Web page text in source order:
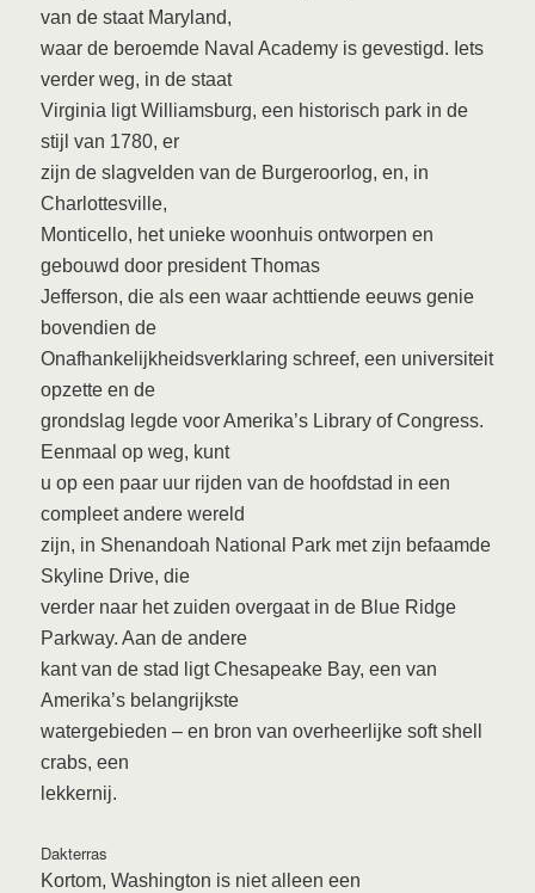
van de staat Maryland,
waar de beroemde Naval Academy is gevestigd. Iets
verder weg, in de staat
Virginia ligt Williamsburg, een historisch park in de
stijl van 1780, er
zijn de slagvelden van de Burgeroorlog, en, in
Charlottesville,
Monticello, het unieke woonhuis ontworpen en
gebouwd door president Thomas
Jefferson, die als een waar achttiende eeuws genie
bovendien de
Onafhankelijkheidsverklaring schreef, een universiteit
opzette en de
grondslag legde voor Amerika’s Library of Congress.
Eenmaal op weg, kunt
u op een paar uur rijden van de hoofdstad in een
compleet andere wereld
zijn, in Shenandoah National Park met zijn befaamde
Skyline Drive, die
verder naar het zuiden overgaat in de Blue Ridge
Parkway. Aan de andere
kant van de stad ligt Chesapeake Bay, een van
Amerika’s belangrijkste
watergebieden – en bron van overheerlijke soft shell
crabs, een
lekkernij.
Dakterras
Kortom, Washington is niet alleen een